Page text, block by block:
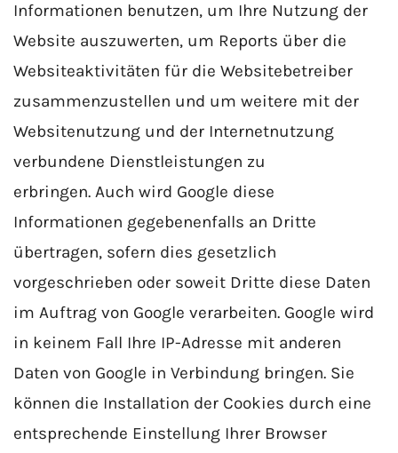
Informationen benutzen, um Ihre Nutzung der
Website auszuwerten, um Reports über die
Websiteaktivitäten für die Websitebetreiber
zusammenzustellen und um weitere mit der
Websitenutzung und der Internetnutzung
verbundene Dienstleistungen zu
erbringen. Auch wird Google diese
Informationen gegebenenfalls an Dritte
übertragen, sofern dies gesetzlich
vorgeschrieben oder soweit Dritte diese Daten
im Auftrag von Google verarbeiten. Google wird
in keinem Fall Ihre IP-Adresse mit anderen
Daten von Google in Verbindung bringen. Sie
können die Installation der Cookies durch eine
entsprechende Einstellung Ihrer Browser